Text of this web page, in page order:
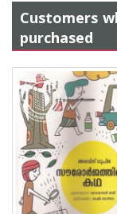
Customers
purchased